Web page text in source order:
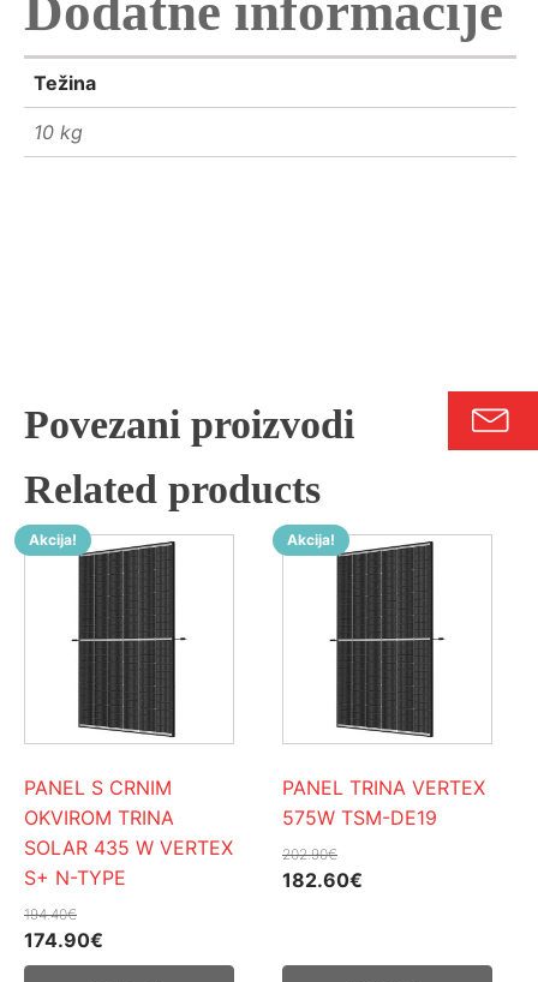
Dodatne informacije
Težina
10 kg
Povezani proizvodi
Related products
Akcija!
PANEL S CRNIM
OKVIROM TRINA
SOLAR 435 W VERTEX
S+ N-TYPE
194.40€
Izvorna
cijena
174.90€
cijena
Akcija!
PANEL TRINA VERTEX
575W TSM-DE19
202.90€
Izvorna
je:
182.60€
182.60€.